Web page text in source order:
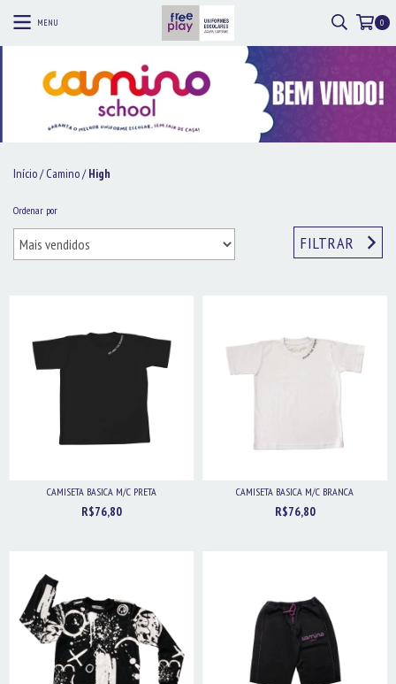
MENU 0
Início/ Camino/ High
Ordenar por
FILTRAR
CAMISETA BASICA M/C PRETA
R$76,80
CAMISETA BASICA M/C BRANCA
R$76,80